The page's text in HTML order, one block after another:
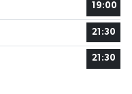
19:00
21:30
21:30